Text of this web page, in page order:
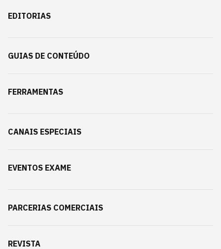
EDITORIAS
GUIAS DE CONTEÚDO
FERRAMENTAS
CANAIS ESPECIAIS
EVENTOS EXAME
PARCERIAS COMERCIAIS
REVISTA